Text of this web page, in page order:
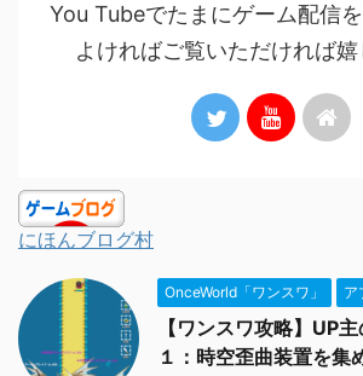
You Tubeでたまにゲーム配信
よければご覧いただければ嬉
にほんブログ村
OnceWorld「ワンスワ」 ア
【ワンスワ攻略】UP
１：時空歪曲装置を集